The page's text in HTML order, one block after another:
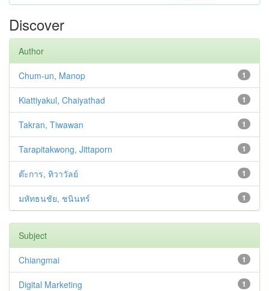
Discover
Author
1
Chum-un, Manop
1
Kiattiyakul, Chaiyathad
1
Takran, Tiwawan
1
Tarapitakwong, Jittaporn
1
ต๊ะการ, ทิวาวัลย์
1
มหัทธนชัย, ชนินทร์
Subject
1
Chiangmai
1
Digital Marketing